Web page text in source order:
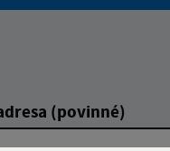
(povinné)